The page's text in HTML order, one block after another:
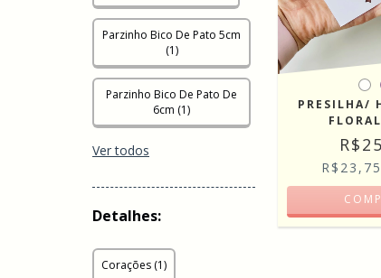
Parzinho Bico De Pato 5cm
(1)
Parzinho Bico De Pato De
6cm (1)
Ver todos
Detalhes:
Corações (1)
PRESILHA/
R$23,75